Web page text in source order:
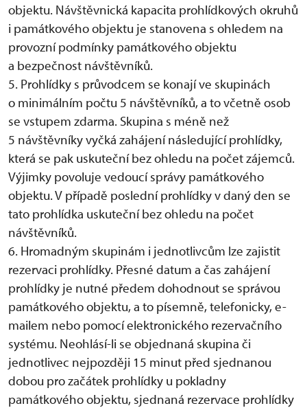
objektu. Návštěvnická kapacita prohlídkových okruhů
i památkového objektu je stanovena s ohledem na
provozní podmínky památkového objektu
a bezpečnost návštěvníků.
5. Prohlídky s průvodcem se konají ve skupinách
o minimálním počtu 5 návštěvníků, a to včetně osob
se vstupem zdarma. Skupina s méně než
5 návštěvníky vyčká zahájení následující prohlídky,
která se pak uskuteční bez ohledu na počet zájemců.
Výjimky povoluje vedoucí správy památkového
objektu. V případě poslední prohlídky v daný den se
tato prohlídka uskuteční bez ohledu na počet
návštěvníků.
6. Hromadným skupinám i jednotlivcům lze zajistit
rezervaci prohlídky. Přesné datum a čas zahájení
prohlídky je nutné předem dohodnout se správou
památkového objektu, a to písemně, telefonicky, e-
mailem nebo pomocí elektronického rezervačního
systému. Neohlásí-li se objednaná skupina či
jednotlivec nejpozději 15 minut před sjednanou
dobou pro začátek prohlídky u pokladny
památkového objektu, sjednaná rezervace prohlídky